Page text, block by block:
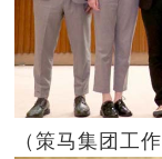
（策马集团工